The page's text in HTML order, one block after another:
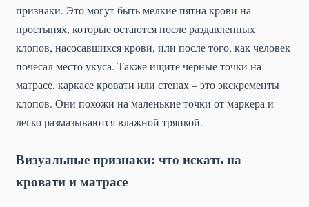
признаки. Это могут быть мелкие пятна крови на
простынях, которые остаются после раздавленных
клопов, насосавшихся крови, или после того, как человек
почесал место укуса. Также ищите черные точки на
матрасе, каркасе кровати или стенах – это экскременты
клопов. Они похожи на маленькие точки от маркера и
легко размазываются влажной тряпкой.
Визуальные признаки: что искать на
кровати и матрасе